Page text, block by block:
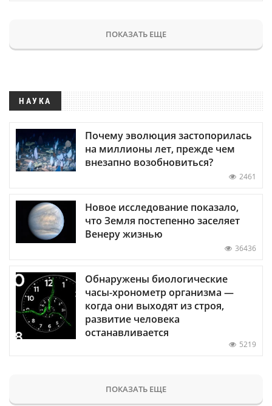
ПОКАЗАТЬ ЕЩЕ
НАУКА
Почему эволюция застопорилась
на миллионы лет, прежде чем
внезапно возобновиться?
2461
Новое исследование показало,
что Земля постепенно заселяет
Венеру жизнью
36436
Обнаружены биологические
часы-хронометр организма —
когда они выходят из строя,
развитие человека
останавливается
5219
ПОКАЗАТЬ ЕЩЕ